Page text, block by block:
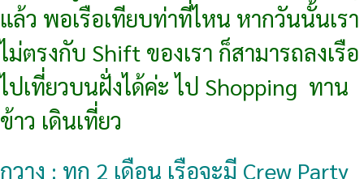
แล้ว พอเรือเทียบท่าที่ไหน หากวันนั้นเรา
ไม่ตรงกับ Shift ของเรา ก็สามารถลงเรือ
ไปเที่ยวบนฝั่งได้ค่ะ ไป Shopping ทาน
ข้าว เดินเที่ยว
กวาง : ทุก 2 เดือน เรือจะมี Crew Party